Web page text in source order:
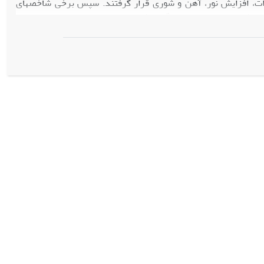
مورد ارزیابی قرار می‎گیرد، اما، همواره با تعداد سلول، یا وزن خشک و یا فعالیت‎های فتوسنتزی، رابطه